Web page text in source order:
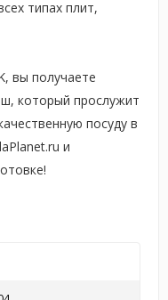
типах плит,
вы получаете
который прослужит
посуду в
и